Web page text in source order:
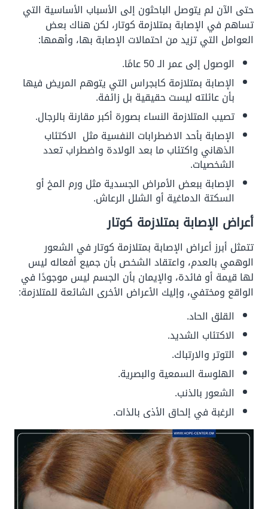
حتى الآن لم يتوصل الباحثون إلى الأسباب الأساسية التي
تساهم في الإصابة بمتلازمة كوتار، لكن هناك بعض
العوامل التي تزيد من احتمالات الإصابة بها، وأهمها:
الوصول إلى عمر الـ 50 عامًا.
الإصابة بمتلازمة كابجراس التي يتوهم المريض فيها
بأن عائلته ليست حقيقية بل زائفة.
تصيب المتلازمة النساء بصورة أكبر مقارنة بالرجال.
الإصابة بأحد الاضطرابات النفسية مثل الاكتئاب
الذهاني واكتئاب ما بعد الولادة واضطراب تعدد
الشخصيات.
الإصابة ببعض الأمراض الجسدية مثل ورم المخ أو
السكتة الدماغية أو الشلل الرعاش.
أعراض الإصابة بمتلازمة كوتار
تتمثل أبرز أعراض الإصابة بمتلازمة كوتار في الشعور
الوهمي بالعدم، واعتقاد الشخص بأن جميع أفعاله ليس
لها قيمة أو فائدة، والإيمان بأن الجسم ليس موجودًا في
الواقع ومختفي، وإليك الأعراض الأخرى الشائعة للمتلازمة:
القلق الحاد.
الاكتئاب الشديد.
التوتر والارتباك.
الهلوسة السمعية والبصرية.
الشعور بالذنب.
الرغبة في إلحاق الأذى بالذات.